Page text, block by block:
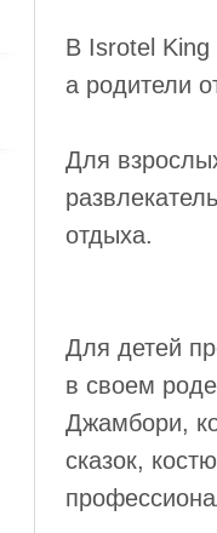
В Isrotel King
а родители
Для
отдыха.
Для детей
в своем
Джамбори,
сказок,